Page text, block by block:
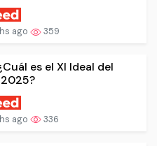
ago 359
es el XI Ideal del
ago 336